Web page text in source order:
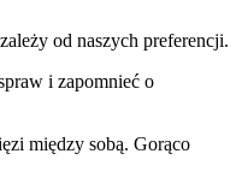
od naszych preferencji.
i zapomnieć o
między sobą. Gorąco